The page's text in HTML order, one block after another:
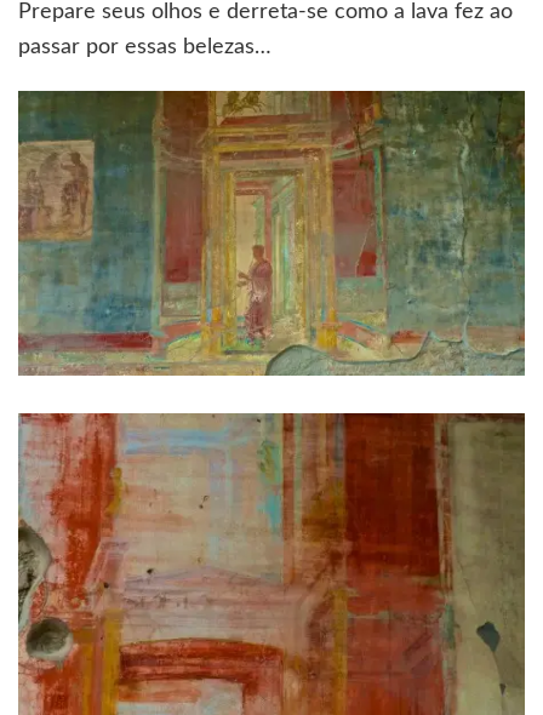
Prepare seus olhos e derreta-se como a lava fez ao
passar por essas belezas…